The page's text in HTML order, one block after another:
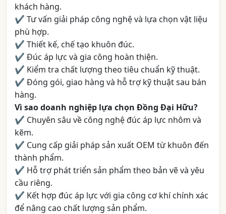
khách hàng.
✔ Tư vấn giải pháp công nghệ và lựa chọn vật liệu
phù hợp.
✔ Thiết kế, chế tạo khuôn đúc.
✔ Đúc áp lực và gia công hoàn thiện.
✔ Kiểm tra chất lượng theo tiêu chuẩn kỹ thuật.
✔ Đóng gói, giao hàng và hỗ trợ kỹ thuật sau bán
hàng.
Vì sao doanh nghiệp lựa chọn Đồng Đại Hữu?
✔ Chuyên sâu về công nghệ đúc áp lực nhôm và
kẽm.
✔ Cung cấp giải pháp sản xuất OEM từ khuôn đến
thành phẩm.
✔ Hỗ trợ phát triển sản phẩm theo bản vẽ và yêu
cầu riêng.
✔ Kết hợp đúc áp lực với gia công cơ khí chính xác
để nâng cao chất lượng sản phẩm.